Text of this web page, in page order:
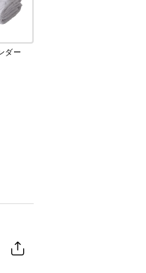
ダー